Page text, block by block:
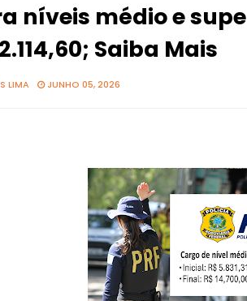
níveis médio e
Saiba Mais
LIMA JUNHO 05, 2026